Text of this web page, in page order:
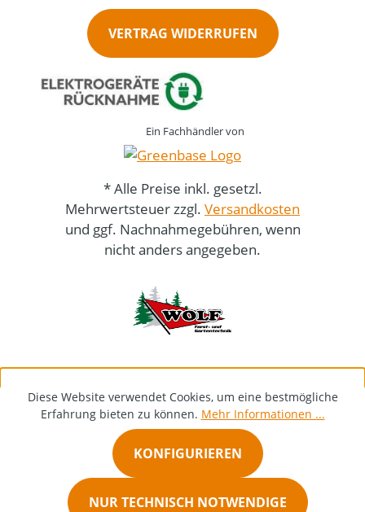
VERTRAG WIDERRUFEN
Ein Fachhändler von
* Alle Preise inkl. gesetzl.
Mehrwertsteuer zzgl. Versandkosten
und ggf. Nachnahmegebühren, wenn
nicht anders angegeben.
Diese Website verwendet Cookies, um eine bestmögliche
Erfahrung bieten zu können. Mehr Informationen ...
NUR TECHNISCH NOTWENDIGE
KONFIGURIEREN